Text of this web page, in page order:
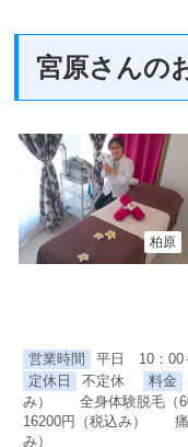
宮原さんの
柏原
営業時間
平日 10：00
定休日
不定休 料金
み） 全身体験脱毛（
16200円（税込み） 痛
み）